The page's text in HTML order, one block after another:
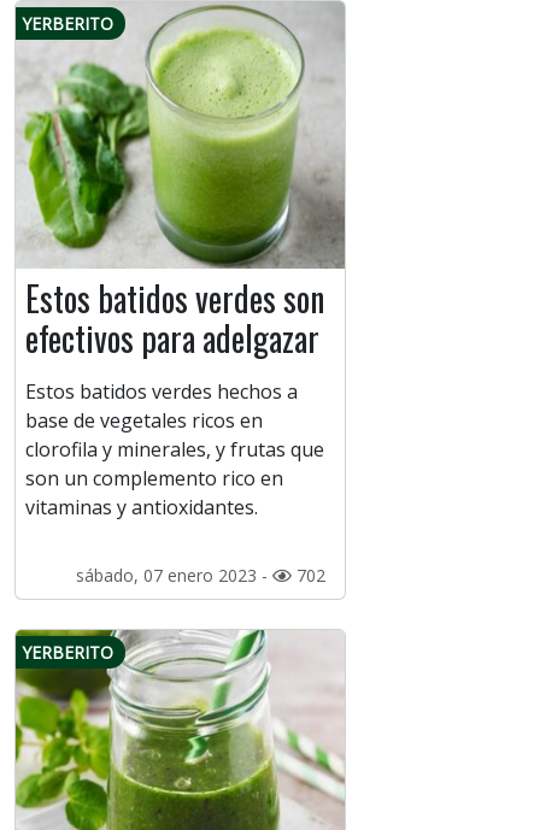
YERBERITO
Estos batidos verdes son
efectivos para adelgazar
Estos batidos verdes hechos a
base de vegetales ricos en
clorofila y minerales, y frutas que
son un complemento rico en
vitaminas y antioxidantes.
sábado, 07 enero 2023 - 702
YERBERITO